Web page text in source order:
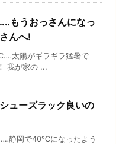
もうおっさんになっ
んへ!
太陽がギラギラ猛暑で
我が家の ...
ューズラック良いの
静岡で40℃になったよう